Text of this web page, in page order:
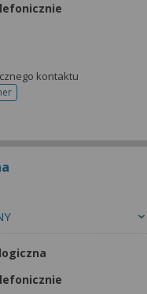
kontaktu
do rejestracji